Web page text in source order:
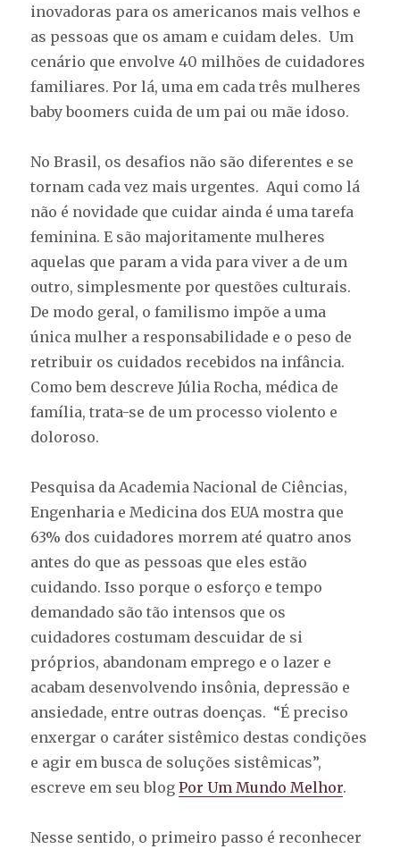
inovadoras para os americanos mais velhos e
as pessoas que os amam e cuidam deles. Um
cenário que envolve 40 milhões de cuidadores
familiares. Por lá, uma em cada três mulheres
baby boomers cuida de um pai ou mãe idoso.
No Brasil, os desafios não são diferentes e se
tornam cada vez mais urgentes. Aqui como lá
não é novidade que cuidar ainda é uma tarefa
feminina. E são majoritamente mulheres
aquelas que param a vida para viver a de um
outro, simplesmente por questões culturais.
De modo geral, o familismo impõe a uma
única mulher a responsabilidade e o peso de
retribuir os cuidados recebidos na infância.
Como bem descreve Júlia Rocha, médica de
família, trata-se de um processo violento e
doloroso.
Pesquisa da Academia Nacional de Ciências,
Engenharia e Medicina dos EUA mostra que
63% dos cuidadores morrem até quatro anos
antes do que as pessoas que eles estão
cuidando. Isso porque o esforço e tempo
demandado são tão intensos que os
cuidadores costumam descuidar de si
próprios, abandonam emprego e o lazer e
acabam desenvolvendo insônia, depressão e
ansiedade, entre outras doenças. “É preciso
enxergar o caráter sistêmico destas condições
e agir em busca de soluções sistêmicas”,
escreve em seu blogPor Um Mundo Melhor.
Nesse sentido, o primeiro passo é reconhecer